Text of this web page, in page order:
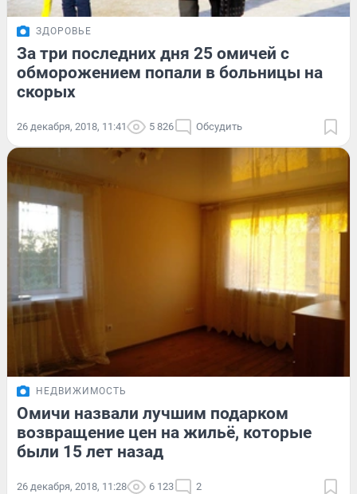
ЗДОРОВЬЕ
За три последних дня 25 омичей с
обморожением попали в больницы на
скорых
26 декабря, 2018, 11:41 5 826 Обсудить
НЕДВИЖИМОСТЬ
Омичи назвали лучшим подарком
возвращение цен на жильё, которые
были 15 лет назад
26 декабря, 2018, 11:28 6 123 2